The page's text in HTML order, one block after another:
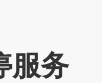
服务